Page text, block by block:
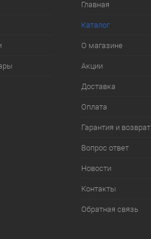
Главная
Каталог
О магазине
Акции
Доставка
Оплата
Гарантия и возврат
Вопрос ответ
Новости
Контакты
Обратная связь